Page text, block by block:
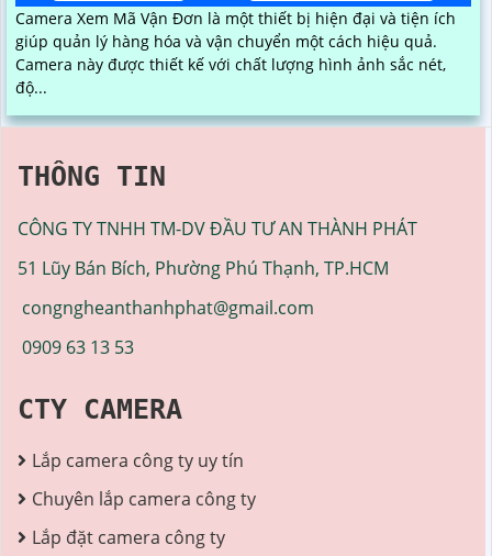
Camera Xem Mã Vận Đơn là một thiết bị hiện đại và tiện ích
giúp quản lý hàng hóa và vận chuyển một cách hiệu quả.
Camera này được thiết kế với chất lượng hình ảnh sắc nét,
độ...
THÔNG TIN
CÔNG TY TNHH TM-DV ĐẦU TƯ AN THÀNH PHÁT
51 Lũy Bán Bích, Phường Phú Thạnh, TP.HCM
congngheanthanhphat@gmail.com
0909 63 13 53
CTY CAMERA
Lắp camera công ty uy tín
Chuyên lắp camera công ty
Lắp đặt camera công ty